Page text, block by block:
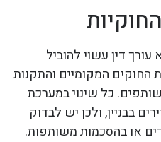
דין עשוי להוביל
החוקים המקומיים והתקנות
כל שינוי במערכת
בבניין, ולכן יש לבדוק
או בהסכמות משותפות.